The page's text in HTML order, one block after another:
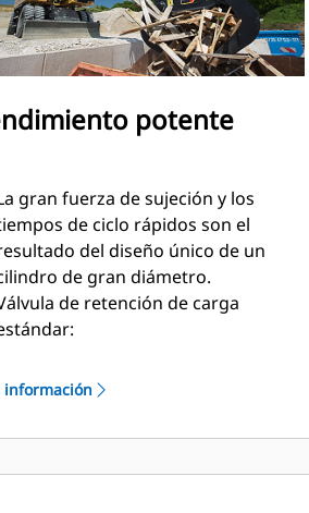
potente
gran fuerza de sujeción y los
de ciclo rápidos son el
del diseño único de un
de gran diámetro.
de retención de carga
de los contenedores. El
un espacio libre entre la cuchilla
información